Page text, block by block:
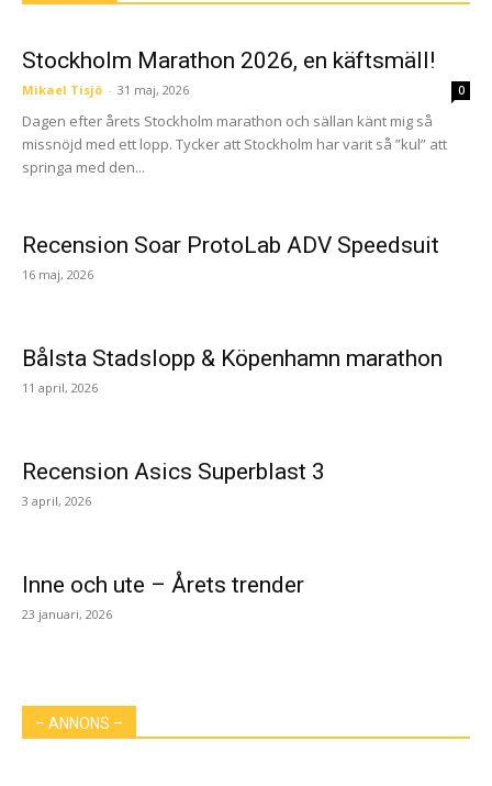
Stockholm Marathon 2026, en käftsmäll!
Mikael Tisjö - 31 maj, 2026 0
Dagen efter årets Stockholm marathon och sällan känt mig så
missnöjd med ett lopp. Tycker att Stockholm har varit så ”kul” att
springa med den...
Recension Soar ProtoLab ADV Speedsuit
16 maj, 2026
Bålsta Stadslopp & Köpenhamn marathon
11 april, 2026
Recension Asics Superblast 3
3 april, 2026
Inne och ute – Årets trender
23 januari, 2026
– ANNONS –